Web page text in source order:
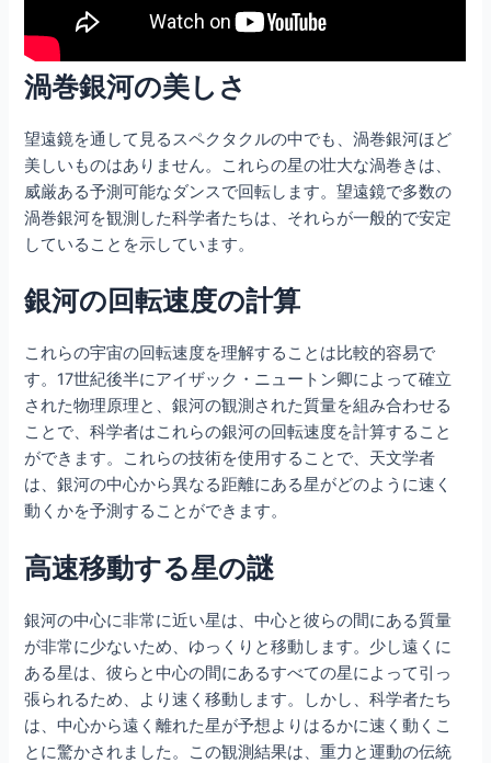
渦巻銀河の美しさ
望遠鏡を通して見るスペクタクルの中でも、渦巻銀河ほど
美しいものはありません。これらの星の壮大な渦巻きは、
威厳ある予測可能なダンスで回転します。望遠鏡で多数の
渦巻銀河を観測した科学者たちは、それらが一般的で安定
していることを示しています。
銀河の回転速度の計算
これらの宇宙の回転速度を理解することは比較的容易で
す。17世紀後半にアイザック・ニュートン卿によって確立
された物理原理と、銀河の観測された質量を組み合わせる
ことで、科学者はこれらの銀河の回転速度を計算すること
ができます。これらの技術を使用することで、天文学者
は、銀河の中心から異なる距離にある星がどのように速く
動くかを予測することができます。
高速移動する星の謎
銀河の中心に非常に近い星は、中心と彼らの間にある質量
が非常に少ないため、ゆっくりと移動します。少し遠くに
ある星は、彼らと中心の間にあるすべての星によって引っ
張られるため、より速く移動します。しかし、科学者たち
は、中心から遠く離れた星が予想よりはるかに速く動くこ
とに驚かされました。この観測結果は、重力と運動の伝統